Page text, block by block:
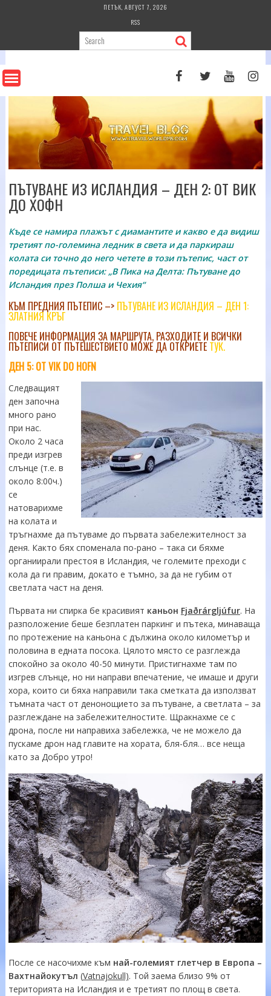
ПЕТЪК, АВГУСТ 7, 2026
RSS
ПЪТУВАНЕ ИЗ ИСЛАНДИЯ – ДЕН 2: ОТ ВИК
ДО ХОФН
Къде се намира плажът с диамантите и какво е да видиш
третият по-големина ледник в света и да паркираш
колата си точно до него четете в този пътепис, част от
поредицата пътеписи: „В Пика на Делта: Пътуване до
Исландия през Полша и Чехия“
КЪМ ПРЕДНИЯ ПЪТЕПИС –> ПЪТУВАНЕ ИЗ ИСЛАНДИЯ – ДЕН 1:
ЗЛАТНИЯ КРЪГ
ПОВЕЧЕ ИНФОРМАЦИЯ ЗА МАРШРУТА, РАЗХОДИТЕ И ВСИЧКИ
ПЪТЕПИСИ ОТ ПЪТЕШЕСТВИЕТО МОЖЕ ДА ОТКРИЕТЕ ТУК.
ДЕН 5:ОТ VIK DO HOFN
Следващият
ден започна
много рано
при нас.
Около 2 часа
преди изгрев
слънце (т.е. в
около 8:00ч.)
се
натоварихме
на колата и
тръгнахме да пътуваме до първата забележителност за
деня. Както бях споменала по-рано – така си бяхме
органиирали престоя в Исландия, че големите преходи с
кола да ги правим, докато е тъмно, за да не губим от
светлата част на деня.
Първата ни спирка бе красивият каньон Fjaðrárgljúfur. На
разположение беше безплатен паркинг и пътека, минаваща
по протежение на каньона с дължина около километър и
половина в едната посока. Цялото място се разглежда
спокойно за около 40-50 минути. Пристигнахме там по
изгрев слънце, но ни направи впечатение, че имаше и други
хора, които си бяха направили така сметката да използват
тъмната част от денонощието за пътуване, а светлата – за
разглеждане на забележителностите. Щракнахме се с
дрона, после ни направиха забележка, че не можело да
пускаме дрон над главите на хората, бля-бля… все неща
като за Добро утро!
После се насочихме към най-големият глетчер в Европа –
Вахтнайокутъл (Vatnajokull). Той заема близо 9% от
територията на Исландия и е третият по площ в света.